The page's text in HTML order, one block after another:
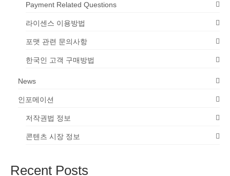
Payment Related Questions
라이센스 이용방법
포맷 관련 문의사항
한국인 고객 구매방법
News
인포메이션
저작권법 정보
콘텐츠 시장 정보
Recent Posts